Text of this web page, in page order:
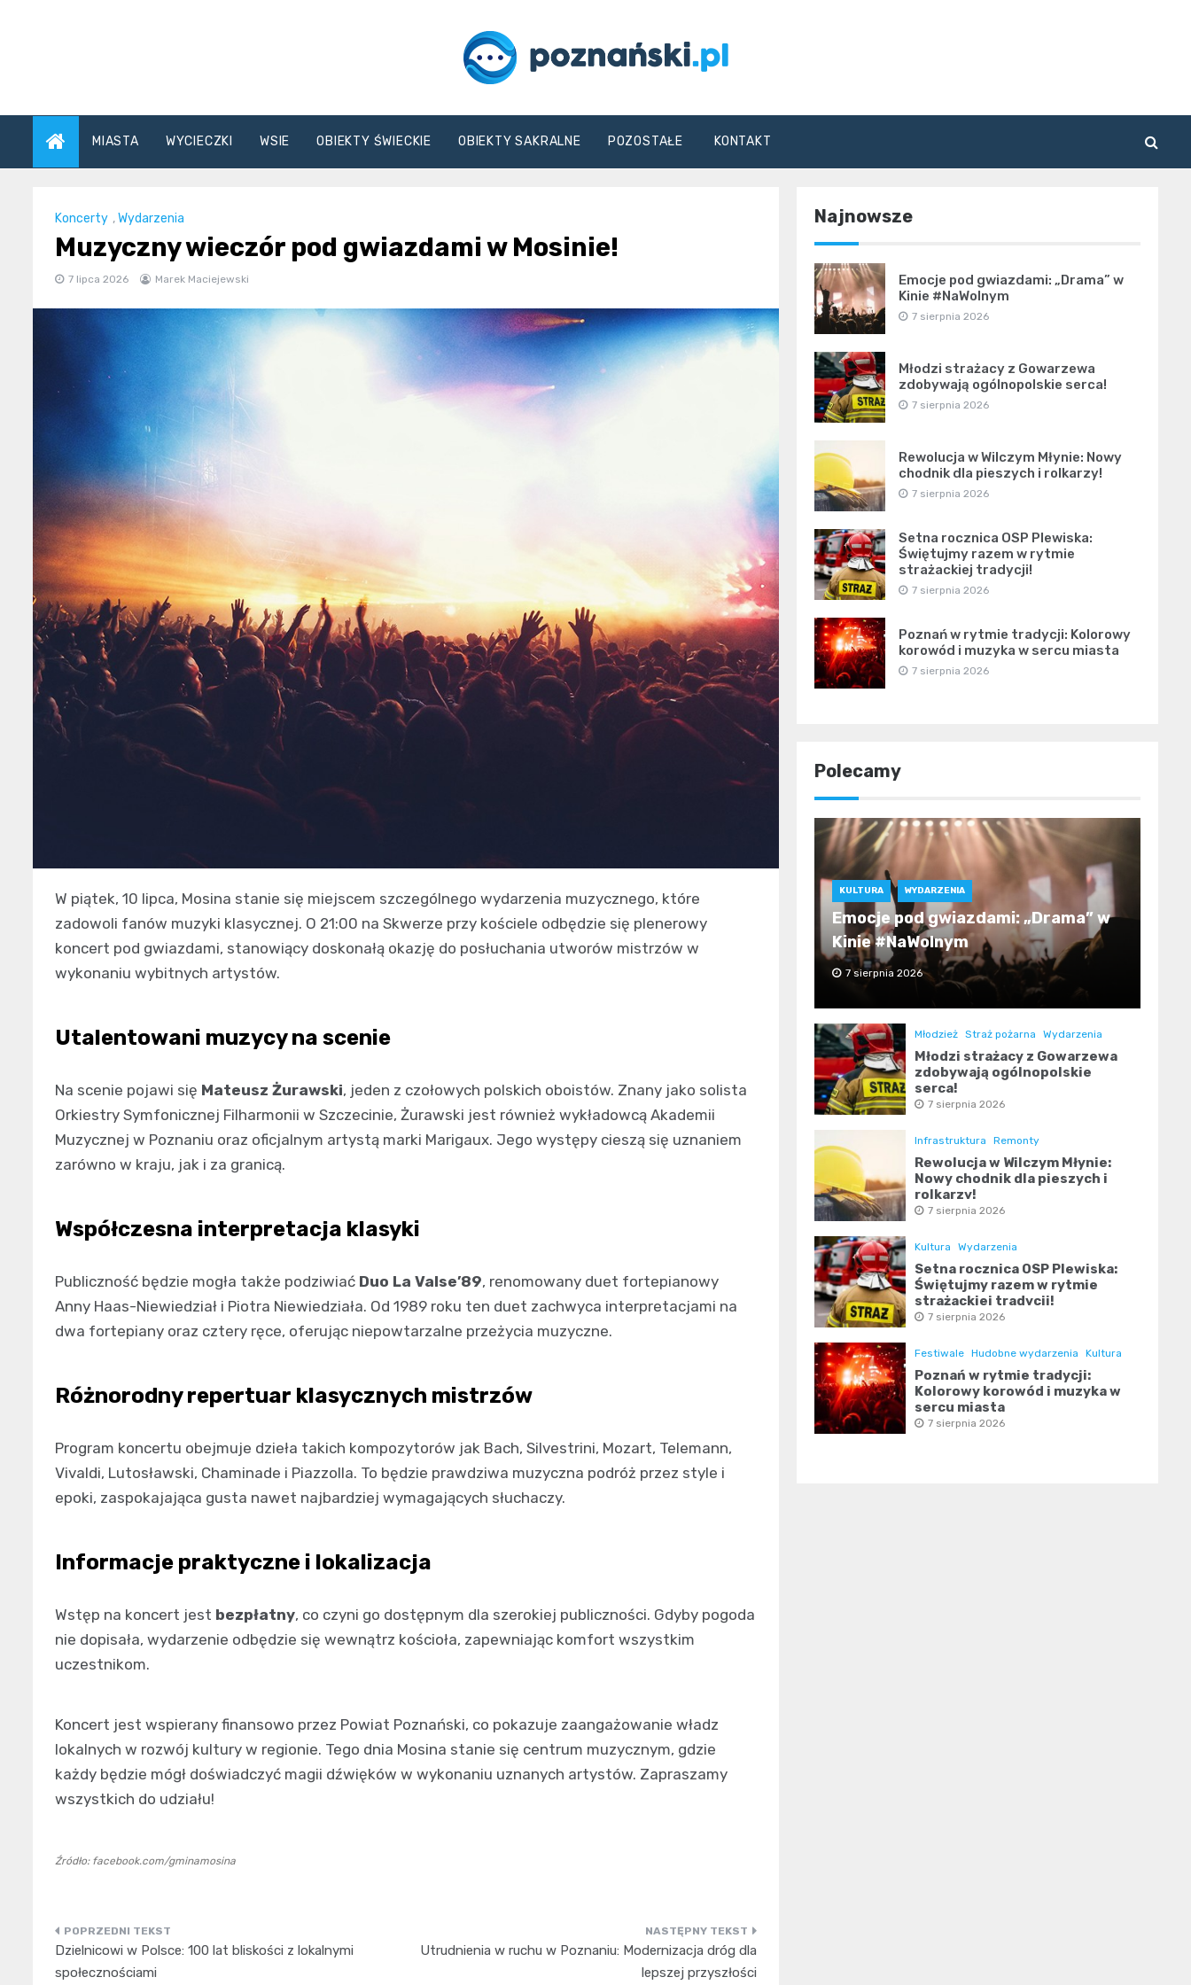
poznanski.pl
MIASTA WYCIECZKI WSIE OBIEKTY ŚWIECKIE OBIEKTY SAKRALNE POZOSTAŁE KONTAKT
Koncerty ,Wydarzenia
Muzyczny wieczór pod gwiazdami w Mosinie!
7 lipca 2026 Marek Maciejewski
W piątek, 10 lipca, Mosina stanie się miejscem szczególnego wydarzenia muzycznego, które
zadowoli fanów muzyki klasycznej. O 21:00 na Skwerze przy kościele odbędzie się plenerowy
koncert pod gwiazdami, stanowiący doskonałą okazję do posłuchania utworów mistrzów w
wykonaniu wybitnych artystów.
Utalentowani muzycy na scenie
Na scenie pojawi się Mateusz Żurawski, jeden z czołowych polskich oboistów. Znany jako solista
Orkiestry Symfonicznej Filharmonii w Szczecinie, Żurawski jest również wykładowcą Akademii
Muzycznej w Poznaniu oraz oficjalnym artystą marki Marigaux. Jego występy cieszą się uznaniem
zarówno w kraju, jak i za granicą.
Współczesna interpretacja klasyki
Publiczność będzie mogła także podziwiać Duo La Valse’89, renomowany duet fortepianowy
Anny Haas-Niewiedział i Piotra Niewiedziała. Od 1989 roku ten duet zachwyca interpretacjami na
dwa fortepiany oraz cztery ręce, oferując niepowtarzalne przeżycia muzyczne.
Różnorodny repertuar klasycznych mistrzów
Program koncertu obejmuje dzieła takich kompozytorów jak Bach, Silvestrini, Mozart, Telemann,
Vivaldi, Lutosławski, Chaminade i Piazzolla. To będzie prawdziwa muzyczna podróż przez style i
epoki, zaspokajająca gusta nawet najbardziej wymagających słuchaczy.
Informacje praktyczne i lokalizacja
Wstęp na koncert jest bezpłatny, co czyni go dostępnym dla szerokiej publiczności. Gdyby pogoda
nie dopisała, wydarzenie odbędzie się wewnątrz kościoła, zapewniając komfort wszystkim
uczestnikom.
Koncert jest wspierany finansowo przez Powiat Poznański, co pokazuje zaangażowanie władz
lokalnych w rozwój kultury w regionie. Tego dnia Mosina stanie się centrum muzycznym, gdzie
każdy będzie mógł doświadczyć magii dźwięków w wykonaniu uznanych artystów. Zapraszamy
wszystkich do udziału!
Źródło: facebook.com/gminamosina
Nawigacja
wpisu
Dzielnicowi w Polsce: 100 lat bliskości z lokalnymi
społecznościami
Utrudnienia w ruchu w Poznaniu: Modernizacja dróg dla
lepszej przyszłości
Najnowsze
Emocje pod gwiazdami: „Drama” w
Kinie #NaWolnym
7 sierpnia 2026
Młodzi strażacy z Gowarzewa
zdobywają ogólnopolskie serca!
7 sierpnia 2026
Rewolucja w Wilczym Młynie: Nowy
chodnik dla pieszych i rolkarzy!
7 sierpnia 2026
Setna rocznica OSP Plewiska:
Świętujmy razem w rytmie
strażackiej tradycji!
7 sierpnia 2026
Poznań w rytmie tradycji: Kolorowy
korowód i muzyka w sercu miasta
7 sierpnia 2026
Polecamy
KULTURA WYDARZENIA
Emocje pod gwiazdami: „Drama” w
Kinie #NaWolnym
7 sierpnia 2026
Młodzież Straż pożarna Wydarzenia
Młodzi strażacy z Gowarzewa
zdobywają ogólnopolskie
serca!
7 sierpnia 2026
Infrastruktura Remonty
Rewolucja w Wilczym Młynie:
Nowy chodnik dla pieszych i
rolkarzy!
7 sierpnia 2026
Kultura Wydarzenia
Setna rocznica OSP Plewiska:
Świętujmy razem w rytmie
strażackiej tradycji!
7 sierpnia 2026
Festiwale Hudobne wydarzenia Kultura
Poznań w rytmie tradycji:
Kolorowy korowód i muzyka w
sercu miasta
7 sierpnia 2026